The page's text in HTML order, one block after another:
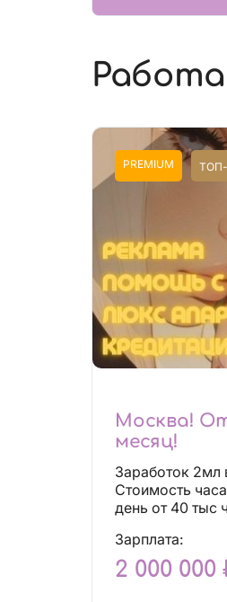
PREMIUM ТОП-
Москва! От
месяц!
Заработок 2мл в
Стоимость часа от 10
день от 40 тыс
Зарплата:
2 000 000